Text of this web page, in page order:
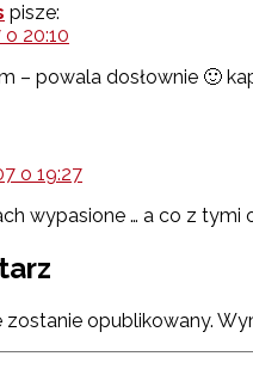
pisze:
20:10
– powala dosłownie 🙂
o 19:27
wypasione … a co z
zostanie opublikowany.